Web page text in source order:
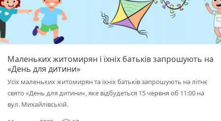
Маленьких житомирян і їхніх батьків запрошують на
«День для дитини»
Усіх маленьких житомирян та їхніх батьків запрошують на літнє
свято «День для дитини», яке відбудеться 15 червня об 11:00 на
вул. Михайлівській.